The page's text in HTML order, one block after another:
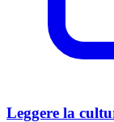
Leggere la